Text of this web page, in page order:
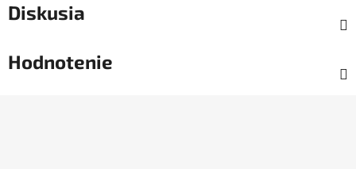
Diskusia
Hodnotenie